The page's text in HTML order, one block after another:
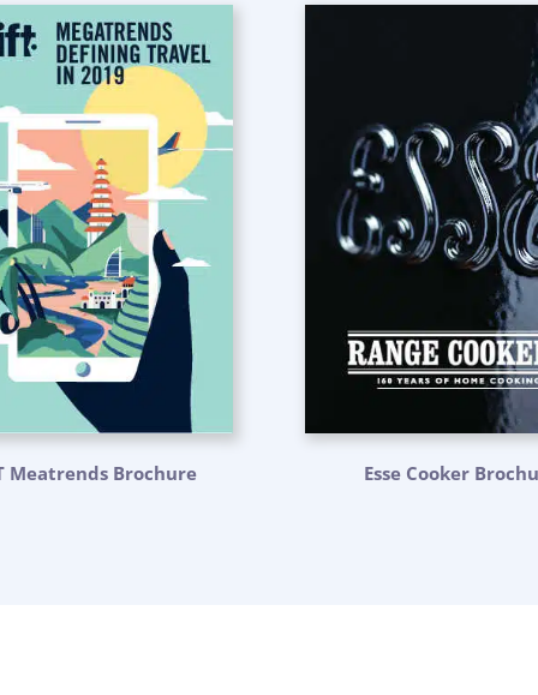
Meatrends Brochure Esse Cooker